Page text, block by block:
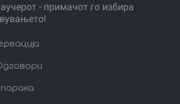
- примачот го избира